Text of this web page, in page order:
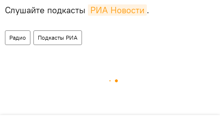
Слушайте подкасты РИА Новости .
Радио Подкасты РИА